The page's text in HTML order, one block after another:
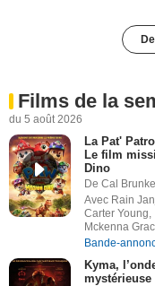
Films de la
du 5 août 2026
La Pat'
Le film
Dino
De Cal
Avec Rain
Carter Young,
Mckenna
Bande-
Kyma,
mystérieuse